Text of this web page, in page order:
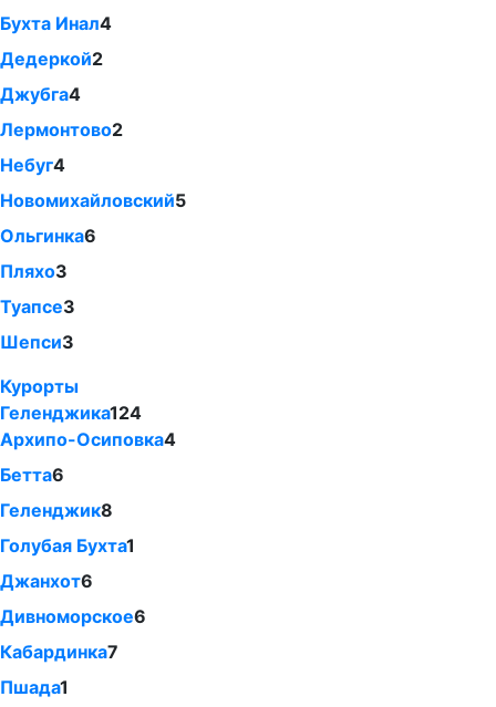
Бухта Инал4
Дедеркой2
Джубга4
Лермонтово2
Небуг4
Новомихайловский5
Ольгинка6
Пляхо3
Туапсе3
Шепси3
Курорты
Геленджика124
Архипо-Осиповка4
Бетта6
Геленджик8
Голубая Бухта1
Джанхот6
Дивноморское6
Кабардинка7
Пшада1